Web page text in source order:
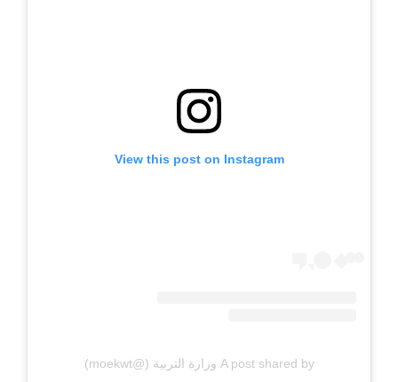
View this post on Instagram
A post shared by وزارة التربية (@moekwt)